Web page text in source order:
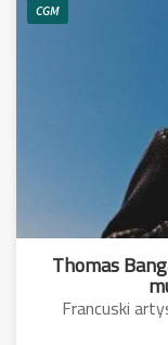
CGM
Thomas
Francuski